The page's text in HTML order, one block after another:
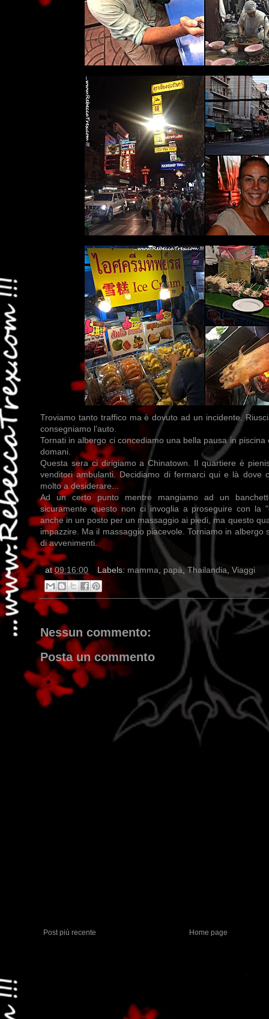
Troviamo tanto traffico ma è dovuto ad un incidente.
consegniamo l’auto.
Tornati in albergo ci concediamo una bella pausa in
domani.
Questa sera ci dirigiamo a Chinatown. Il quartiere è
venditori ambulanti. Decidiamo di fermarci qui e là dove
molto a desiderare...
Ad un certo punto mentre mangiamo ad un
sicuramente questo non ci invoglia a proseguire con la
anche in un posto per un massaggio ai piedi, ma questo
impazzire. Ma il massaggio piacevole. Torniamo in albergo
di avvenimenti.
at09:16:00 Labels: mamma, papà,Thailandia, Viaggi
Nessun commento:
Posta un commento
Post più recente Home page